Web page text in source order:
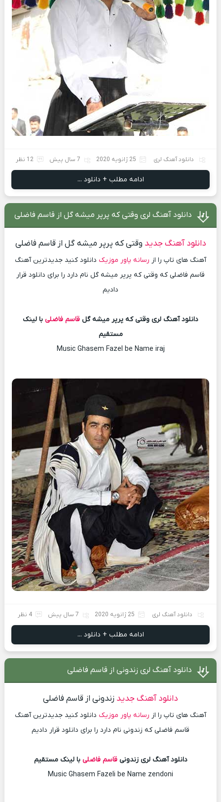
دانلود آهنگ لری 25 ژانویه 2020 7 سال پیش 12 نظر
ادامه مطلب + دانلود ...
دانلود آهنگ لری وقتی که پرپر میشه گل از قاسم فاضلی
دانلود آهنگ جدید وقتی که پرپر میشه گل از قاسم فاضلی
آهنگ های تاپ را از رسانه پاور موزیک دانلود کنید جدیدترین آهنگ
قاسم فاضلی که وقتی که پرپر میشه گل نام دارد را برای دانلود قرار
دادیم
دانلود آهنگ لری وقتی که پرپر میشه گل قاسم فاضلی با لینک
مستقیم
Music Ghasem Fazel be Name iraj
دانلود آهنگ لری 25 ژانویه 2020 7 سال پیش 4 نظر
ادامه مطلب + دانلود ...
دانلود آهنگ لری زندونی از قاسم فاضلی
دانلود آهنگ جدید زندونی از قاسم فاضلی
آهنگ های تاپ را از رسانه پاور موزیک دانلود کنید جدیدترین آهنگ
قاسم فاضلی که زندونی نام دارد را برای دانلود قرار دادیم
دانلود آهنگ لری زندونیقاسم فاضلی با لینک مستقیم
Music Ghasem Fazeli be Name zendoni